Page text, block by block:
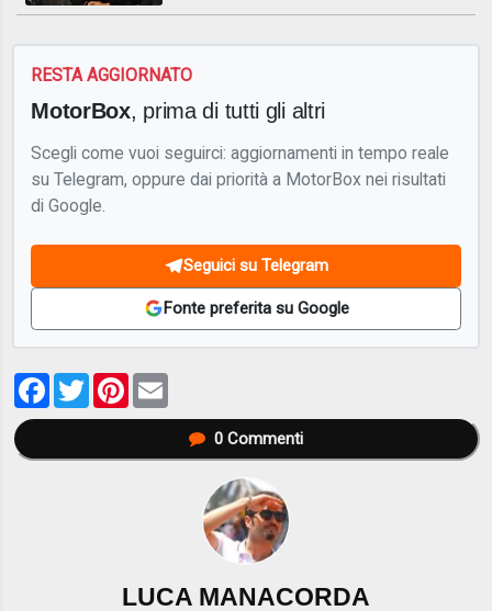
RESTA AGGIORNATO
MotorBox, prima di tutti gli altri
Scegli come vuoi seguirci: aggiornamenti in tempo reale
su Telegram, oppure dai priorità a MotorBox nei risultati
di Google.
Seguici su Telegram
Fonte preferita su Google
Facebook
TwitterPinterest
0Commenti
LUCA MANACORDA